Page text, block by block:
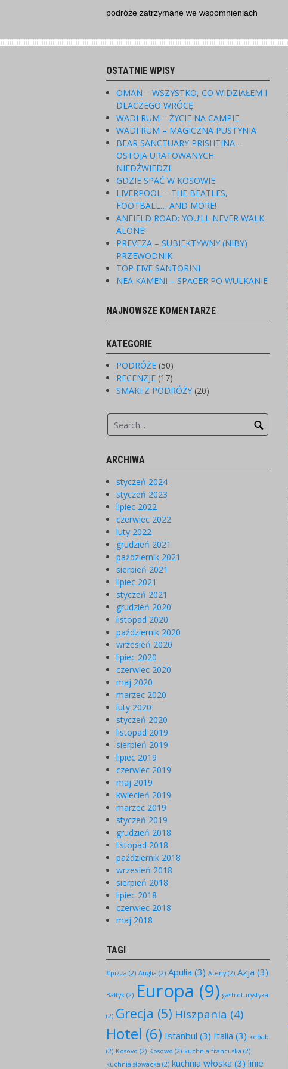
podróże zatrzymane we wspomnieniach
OSTATNIE WPISY
OMAN – WSZYSTKO, CO WIDZIAŁEM I
DLACZEGO WRÓCĘ
WADI RUM – ŻYCIE NA CAMPIE
WADI RUM – MAGICZNA PUSTYNIA
BEAR SANCTUARY PRISHTINA –
OSTOJA URATOWANYCH
NIEDŹWIEDZI
GDZIE SPAĆ W KOSOWIE
LIVERPOOL – THE BEATLES,
FOOTBALL… AND MORE!
ANFIELD ROAD: YOU’LL NEVER WALK
ALONE!
PREVEZA – SUBIEKTYWNY (NIBY)
PRZEWODNIK
TOP FIVE SANTORINI
NEA KAMENI – SPACER PO WULKANIE
NAJNOWSZE KOMENTARZE
KATEGORIE
PODRÓŻE (50)
RECENZJE (17)
SMAKI Z PODRÓŻY (20)
ARCHIWA
styczeń 2024
styczeń 2023
lipiec 2022
czerwiec 2022
luty 2022
grudzień 2021
październik 2021
sierpień 2021
lipiec 2021
styczeń 2021
grudzień 2020
listopad 2020
październik 2020
wrzesień 2020
lipiec 2020
czerwiec 2020
maj 2020
marzec 2020
luty 2020
styczeń 2020
listopad 2019
sierpień 2019
lipiec 2019
czerwiec 2019
maj 2019
kwiecień 2019
marzec 2019
styczeń 2019
grudzień 2018
listopad 2018
październik 2018
wrzesień 2018
sierpień 2018
lipiec 2018
czerwiec 2018
maj 2018
TAGI
#pizza (2) Anglia (2) Apulia (3) Ateny(2) Azja (3)
Bałtyk (2) Europa (9) gastroturystyka
(2) Grecja (5) Hiszpania (4)
Hotel (6) Istanbul (3) Italia (3) kebab
(2) Kosovo (2) Kosowo (2) kuchnia francuska (2)
kuchnia słowacka (2) kuchnia włoska (3) linie